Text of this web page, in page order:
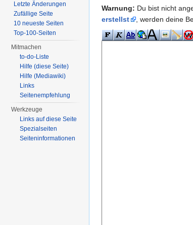
Warnung: Du bist nicht
erstellst
, werden deine
Letzte Änderungen
Zufällige Seite
10 neueste Seiten
Top-100-Seiten
Mitmachen
to-do-Liste
Hilfe (diese Seite)
Hilfe (Mediawiki)
Links
Seitenempfehlung
Werkzeuge
Links auf diese Seite
Spezialseiten
Seiteninformationen